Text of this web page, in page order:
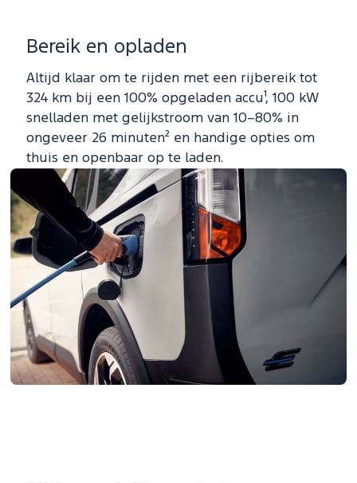
Bereik en opladen
Altijd klaar om te rijden met een rijbereik tot
324 km bij een 100% opgeladen accu¹, 100 kW
snelladen met gelijkstroom van 10–80% in
ongeveer 26 minuten² en handige opties om
thuis en openbaar op te laden.